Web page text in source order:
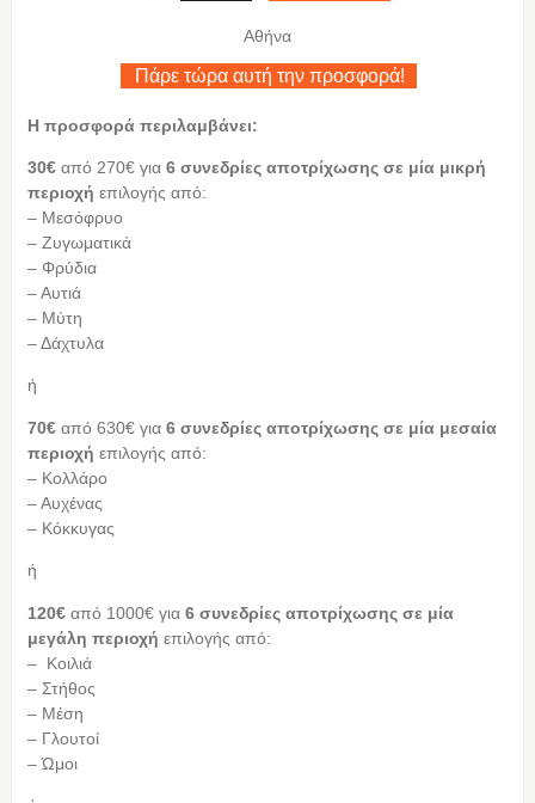
Αθήνα
Πάρε τώρα αυτή την προσφορά!
Η προσφορά περιλαμβάνει:
30€ από 270€ για 6 συνεδρίες αποτρίχωσης σε μία μικρή
περιοχή επιλογής από:
– Μεσόφρυο
– Ζυγωματικά
– Φρύδια
– Αυτιά
– Μύτη
– Δάχτυλα
ή
70€από 630€ για 6 συνεδρίες αποτρίχωσης σε μία μεσαία
περιοχή επιλογής από:
– Κολλάρο
– Αυχένας
– Κόκκυγας
ή
120€από 1000€ για6 συνεδρίες αποτρίχωσης σε μία
μεγάλη περιοχή επιλογής από:
– Κοιλιά
– Στήθος
– Μέση
– Γλουτοί
– Ώμοι